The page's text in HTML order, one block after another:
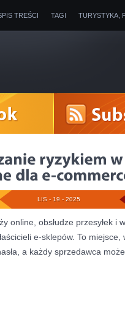
TREŚCI TAGI TURYSTYKA,
LIS - 19 - 2025
online, obsłudze przesyłek i
e-sklepów. To
a każdy sprzedawca